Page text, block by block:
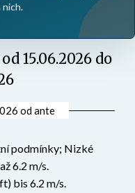
nich.
15.06.2026 do
odante
podmínky; Nizké
6.2 m/s.
bis 6.2 m/s.